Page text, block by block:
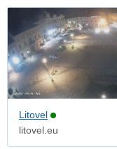
Litovel
litovel.eu